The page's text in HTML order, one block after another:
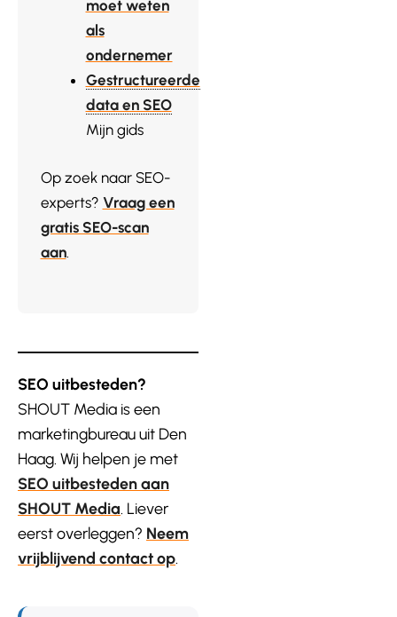
moet weten
als
ondernemer
Gestructureerde
data en SEO
Mijn gids
Op zoek naar SEO-
experts? Vraag een
gratis SEO-scan
aan.
SEO uitbesteden?
SHOUT Media is een
marketingbureau uit Den
Haag. Wij helpen je met
SEO uitbesteden aan
SHOUT Media . Liever
eerst overleggen? Neem
vrijblijvend contact op